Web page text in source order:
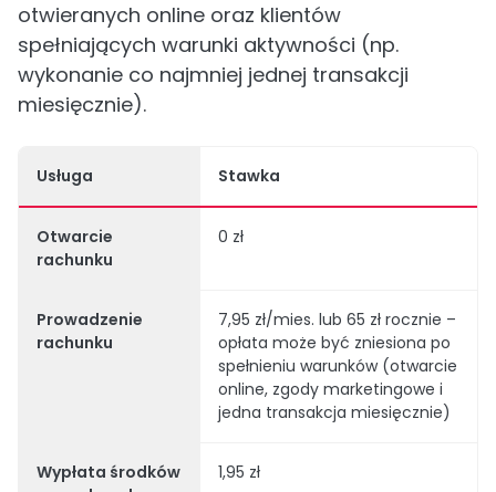
otwieranych online oraz klientów
spełniających warunki aktywności (np.
wykonanie co najmniej jednej transakcji
miesięcznie).
Usługa Stawka
Otwarcie
rachunku
0 zł
Prowadzenie
rachunku
7,95 zł/mies. lub 65 zł rocznie –
opłata może być zniesiona po
spełnieniu warunków (otwarcie
online, zgody marketingowe i
jedna transakcja miesięcznie)
Wypłata środków
1,95 zł